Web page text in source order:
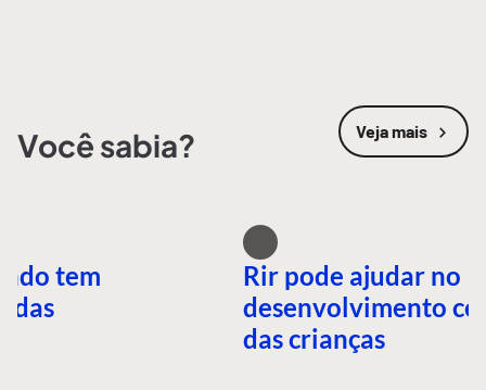
Você sabia? Veja mais
tem
Rir pode ajudar no
desenvolvimento
das crianças